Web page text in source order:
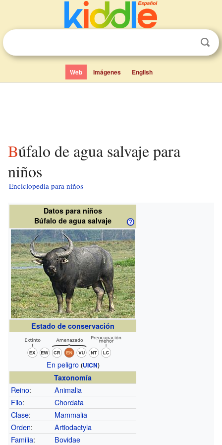
Web Imágenes English
Búfalo de agua salvaje para
niños
Enciclopedia para niños
Datos para niños
Búfalo de agua salvaje
Estado de conservación
En peligro (UICN)
Taxonomía
Reino:
Animalia
Filo:
Chordata
Clase:
Mammalia
Orden:
Artiodactyla
Familia:
Bovidae